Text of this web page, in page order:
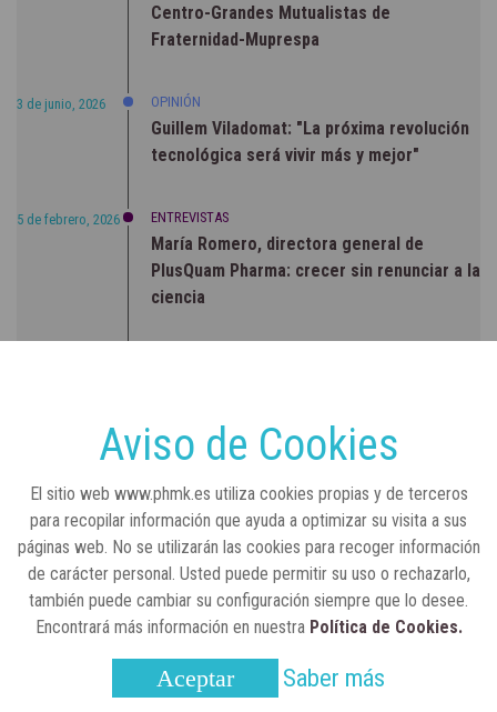
Centro-Grandes Mutualistas de
Fraternidad-Muprespa
3 de junio, 2026 OPINIÓN
Guillem Viladomat: "La próxima revolución
tecnológica será vivir más y mejor"
5 de febrero, 2026 ENTREVISTAS
María Romero, directora general de
PlusQuam Pharma: crecer sin renunciar a la
ciencia
Lilly impulsa "Razones de Peso" para
visibilizar la obesidad
25 de marzo, 2023 ENTRE BASTIDORES
Real Academia Nacional de Farmacia: un
la sociedad actual
Aviso de Cookies
El sitio web www.phmk.es utiliza cookies propias y de terceros
para recopilar información que ayuda a optimizar su visita a sus
páginas web. No se utilizarán las cookies para recoger información
de carácter personal. Usted puede permitir su uso o rechazarlo,
también puede cambiar su configuración siempre que lo desee.
Encontrará más información en nuestra Política de Cookies.
Aceptar Saber más